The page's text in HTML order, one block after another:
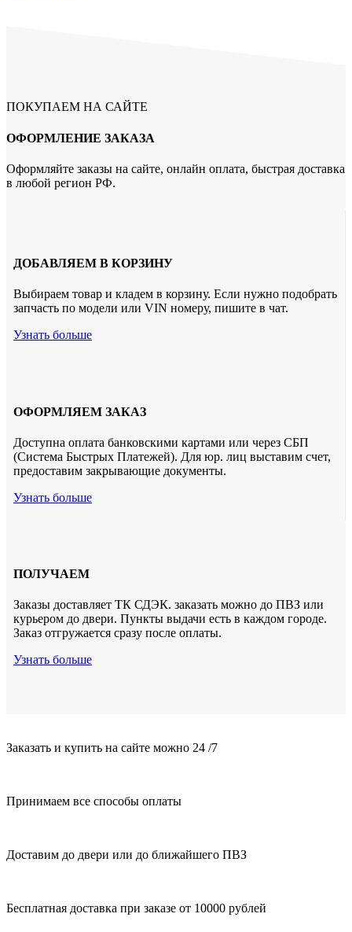
ПОКУПАЕМ НА САЙТЕ
ОФОРМЛЕНИЕ ЗАКАЗА
Оформляйте заказы на сайте, онлайн оплата, быстрая доставка
в любой регион РФ.
ДОБАВЛЯЕМ В КОРЗИНУ
Выбираем товар и кладем в корзину. Если нужно подобрать
запчасть по модели или VIN номеру, пишите в чат.
Узнать больше
ОФОРМЛЯЕМ ЗАКАЗ
Доступна оплата банковскими картами или через СБП
(Система Быстрых Платежей). Для юр. лиц выставим счет,
предоставим закрывающие документы.
Узнать больше
ПОЛУЧАЕМ
Заказы доставляет ТК СДЭК. заказать можно до ПВЗ или
курьером до двери. Пункты выдачи есть в каждом городе.
Заказ отгружается сразу после оплаты.
Узнать больше
Заказать и купить на сайте можно 24 /7
Принимаем все способы оплаты
Доставим до двери или до ближайшего ПВЗ
Бесплатная доставка при заказе от 10000 рублей